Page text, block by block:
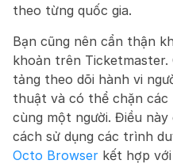
theo từng quốc gia.
Bạn cũng nên cẩn thận
khoản trên
tảng theo dõi hành vi
thuật và có thể chặn
cùng một người. Điều
Octo Browser kết hợp với